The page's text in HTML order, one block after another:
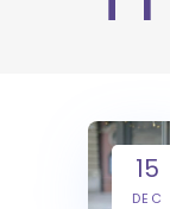
15
DEC